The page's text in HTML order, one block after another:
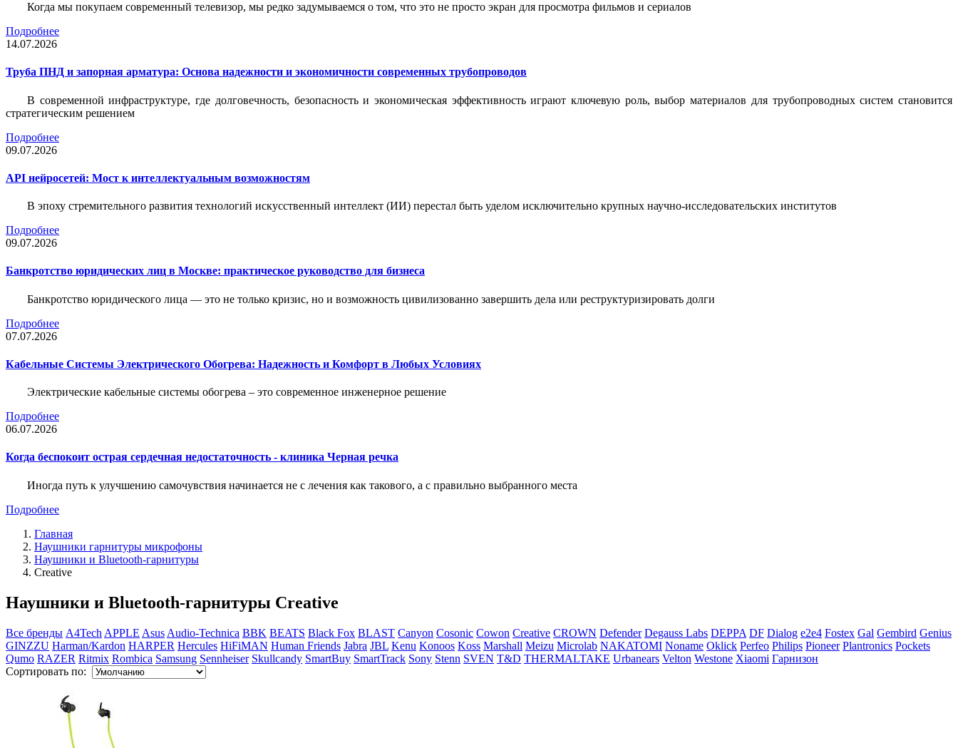
Когда мы покупаем современный телевизор, мы редко задумываемся о том, что это не просто экран для просмотра фильмов и сериалов
Подробнее
14.07.2026
Труба ПНД и запорная арматура: Основа надежности и экономичности современных трубопроводов
В современной инфраструктуре, где долговечность, безопасность и экономическая эффективность играют ключевую роль, выбор материалов для трубопроводных систем становится
стратегическим решением
Подробнее
09.07.2026
API нейросетей: Мост к интеллектуальным возможностям
В эпоху стремительного развития технологий искусственный интеллект (ИИ) перестал быть уделом исключительно крупных научно-исследовательских институтов
Подробнее
09.07.2026
Банкротство юридических лиц в Москве: практическое руководство для бизнеса
Банкротство юридического лица — это не только кризис, но и возможность цивилизованно завершить дела или реструктуризировать долги
Подробнее
07.07.2026
Кабельные Системы Электрического Обогрева: Надежность и Комфорт в Любых Условиях
Электрические кабельные системы обогрева – это современное инженерное решение
Подробнее
06.07.2026
Когда беспокоит острая сердечная недостаточность - клиника Черная речка
Иногда путь к улучшению самочувствия начинается не с лечения как такового, а с правильно выбранного места
Подробнее
Главная
Наушники гарнитуры микрофоны
Наушники и Bluetooth-гарнитуры
Creative
Наушники и Bluetooth-гарнитуры Creative
Все бренды A4Tech APPLE Asus Audio-Technica BBK BEATS Black Fox BLAST Canyon Cosonic Cowon Creative CROWN Defender Degauss Labs DEPPA DF Dialog e2e4 Fostex Gal Gembird Genius
GINZZU Harman/Kardon HARPER Hercules HiFiMAN Human Friends Jabra JBL Kenu Konoos Koss Marshall Meizu Microlab NAKATOMI Noname Oklick Perfeo Philips Pioneer Plantronics Pockets
Qumo RAZER Ritmix Rombica Samsung Sennheiser Skullcandy SmartBuy SmartTrack Sony Stenn SVEN T&D THERMALTAKE Urbanears Velton Westone Xiaomi Гарнизон
Сортировать по: